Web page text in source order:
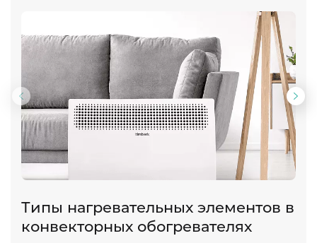
Предыдущий
слайд
Типы нагревательных элементов в
конвекторных обогревателях